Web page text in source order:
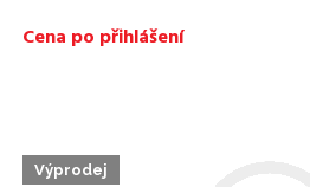
Cena po přihlášení
Výprodej